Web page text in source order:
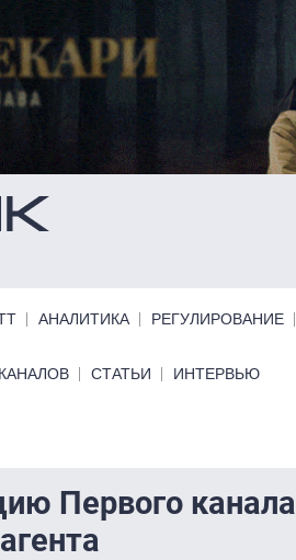
АНАЛИТИКА РЕГУЛИРОВАНИЕ
СТАТЬИ ИНТЕРВЬЮ
Первого канала